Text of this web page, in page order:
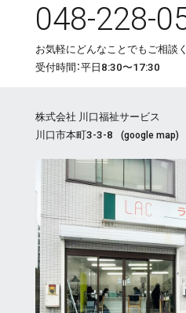
048-228-
お気軽にどんなことでもご相談
受付時間：平日8:30〜17:30
株式会社 川口福祉サービス
川口市本町3-3-8
(google map)